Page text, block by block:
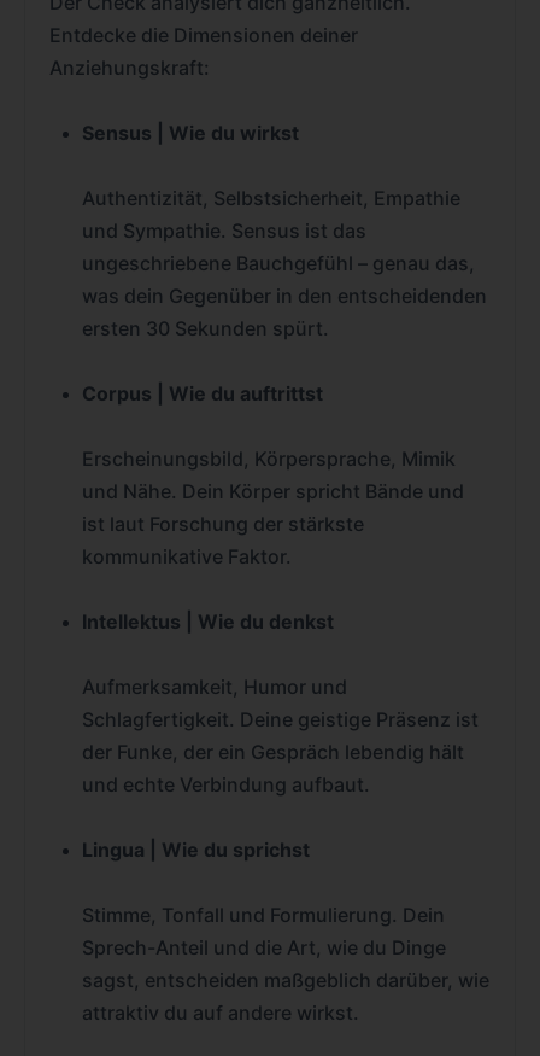
Entdecke die Dimensionen deiner
Anziehungskraft:
Sensus | Wie du wirkst
Authentizität, Selbstsicherheit, Empathie
und Sympathie. Sensus ist das
ungeschriebene Bauchgefühl – genau das,
was dein Gegenüber in den entscheidenden
ersten 30 Sekunden spürt.
Corpus | Wie du auftrittst
Erscheinungsbild, Körpersprache, Mimik
und Nähe. Dein Körper spricht Bände und
ist laut Forschung der stärkste
kommunikative Faktor.
Intellektus | Wie du denkst
Aufmerksamkeit, Humor und
Schlagfertigkeit. Deine geistige Präsenz ist
der Funke, der ein Gespräch lebendig hält
und echte Verbindung aufbaut.
Lingua | Wie du sprichst
Stimme, Tonfall und Formulierung. Dein
Sprech-Anteil und die Art, wie du Dinge
sagst, entscheiden maßgeblich darüber, wie
attraktiv du auf andere wirkst.